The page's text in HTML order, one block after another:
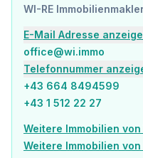
Supermarkt <500m
Bäckerei <500m
Einkaufszentrum <1.000m
Geldautomat <500m
Bank <500m
Post <500m
Polizei <1.000m
WI-RE
E-Mail Adresse
office@wi.immo
Telefonnummer
+43 664 8494599
+43 1 512 22 27
Weitere Immobilien von
Weitere Immobilien